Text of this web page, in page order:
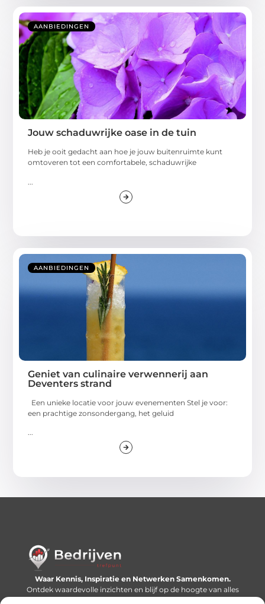
AANBIEDINGEN
Jouw schaduwrijke oase in de tuin
Heb je ooit gedacht aan hoe je jouw buitenruimte kunt
omtoveren tot een comfortabele, schaduwrijke
AANBIEDINGEN
Geniet van culinaire verwennerij aan
Deventers strand
Een unieke locatie voor jouw evenementen Stel je voor:
een prachtige zonsondergang, het geluid
Waar Kennis, Inspiratie en Netwerken Samenkomen.
Ontdek waardevolle inzichten en blijf op de hoogte van alles
wat er speelt in de wereld.